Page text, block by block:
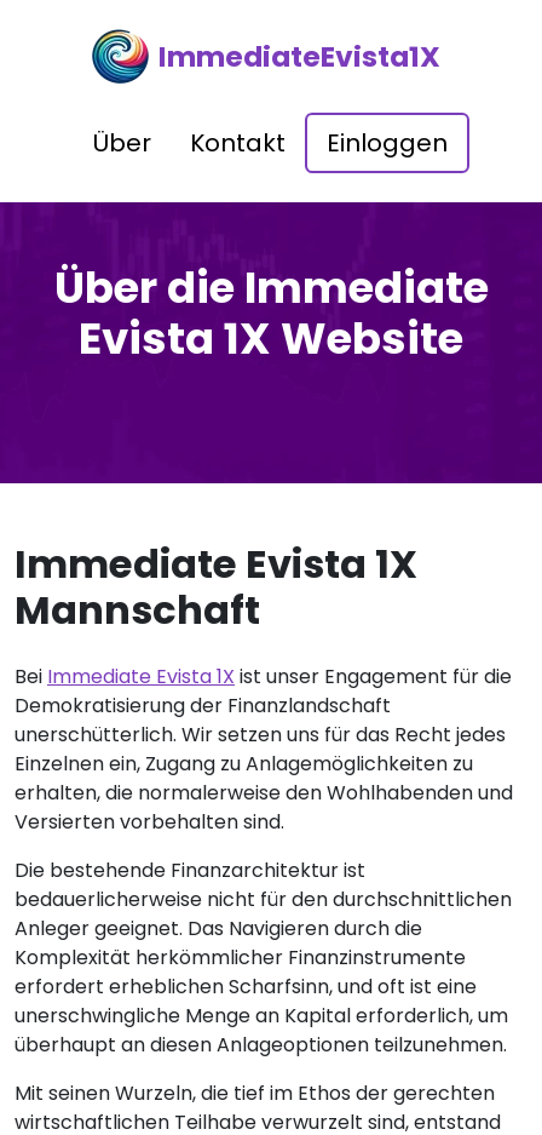
ImmediateEvista1X
Über Kontakt Einloggen
Über die Immediate
Evista 1X Website
Immediate Evista 1X
Mannschaft
Bei Immediate Evista 1X ist unser Engagement für die
Demokratisierung der Finanzlandschaft
unerschütterlich. Wir setzen uns für das Recht jedes
Einzelnen ein, Zugang zu Anlagemöglichkeiten zu
erhalten, die normalerweise den Wohlhabenden und
Versierten vorbehalten sind.
Die bestehende Finanzarchitektur ist
bedauerlicherweise nicht für den durchschnittlichen
Anleger geeignet. Das Navigieren durch die
Komplexität herkömmlicher Finanzinstrumente
erfordert erheblichen Scharfsinn, und oft ist eine
unerschwingliche Menge an Kapital erforderlich, um
überhaupt an diesen Anlageoptionen teilzunehmen.
Mit seinen Wurzeln, die tief im Ethos der gerechten
wirtschaftlichen Teilhabe verwurzelt sind, entstand